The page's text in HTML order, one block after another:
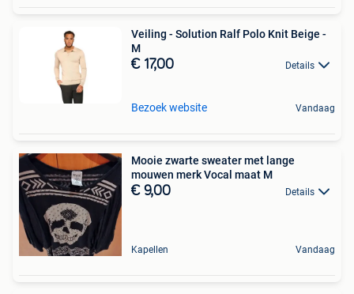
Veiling - Solution Ralf Polo Knit Beige -
M
€ 17,00 Details
Bezoek website Vandaag
Mooie zwarte sweater met lange
mouwen merk Vocal maat M
€ 9,00 Details
Kapellen Vandaag